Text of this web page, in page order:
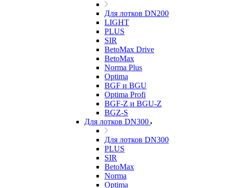
Для лотков DN200
LIGHT
PLUS
SIR
BetoMax Drive
BetoMax
Norma Plus
Optima
BGF и BGU
Optima Profi
BGF-Z и BGU-Z
BGZ-S
Для лотков DN300
Для лотков DN300
PLUS
SIR
BetoMax
Norma
Optima